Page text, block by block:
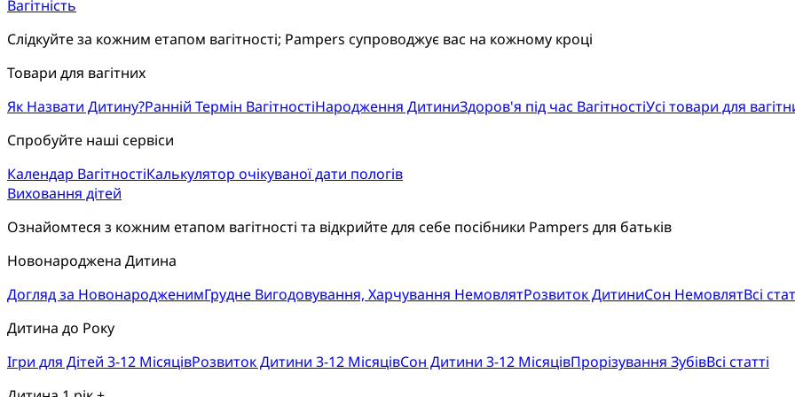
Вагітність
Слідкуйте за кожним етапом вагітності; Pampers супроводжує вас на кожному кроці
Товари для вагітних
Як Назвати Дитину?Ранній Термін ВагітностіНародження ДитиниЗдоров'я під час ВагітностіУсі товари для
Спробуйте наші сервіси
Календар ВагітностіКалькулятор очікуваної дати пологів
Виховання дітей
Ознайомтеся з кожним етапом вагітності та відкрийте для себе посібники Pampers для батьків
Новонароджена Дитина
Догляд за НовонародженимГрудне Вигодовування, Харчування НемовлятРозвиток ДитиниСон НемовлятВсі
Дитина до Року
Ігри для Дітей 3-12 МісяцівРозвиток Дитини 3-12 МісяцівСон Дитини 3-12 МісяцівПрорізування ЗубівВсі статті